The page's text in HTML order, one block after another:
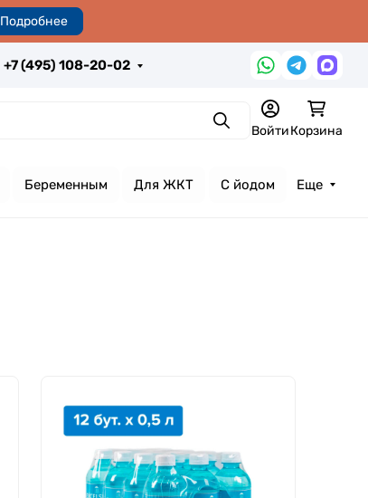
Подробнее
+7 (495) 108-20-02
ПоискВойтиКорзина
Беременным Для ЖКТ С йодом Еще